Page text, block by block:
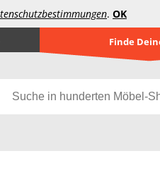
. OK
Finde